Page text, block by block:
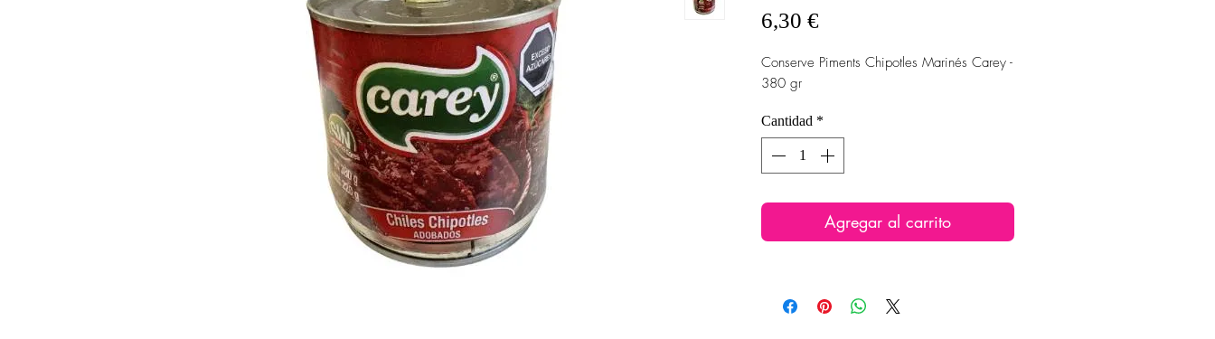
6,30 €Precio
Conserve Piments Chipotles Marinés Carey -
380 gr
Cantidad *
Agregar al carrito